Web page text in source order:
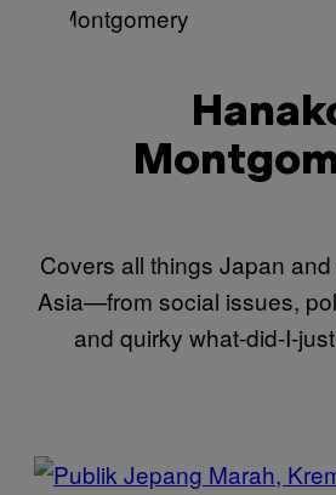
Covers all things Japan
Asia—from social issues,
and quirky what-did-I-
POSTS